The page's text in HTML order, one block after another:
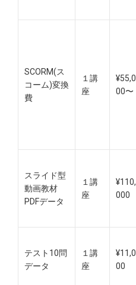
SCORM(ス
コーム)変換
費
１講
座
¥55,0
00〜
スライド型
動画教材
PDFデータ
１講
座
¥110,
000
テスト10問
データ
１講
座
¥11,0
00